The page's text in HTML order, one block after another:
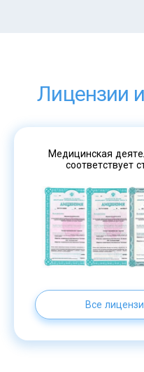
Лицензии
Медицинская
соответствует
Все